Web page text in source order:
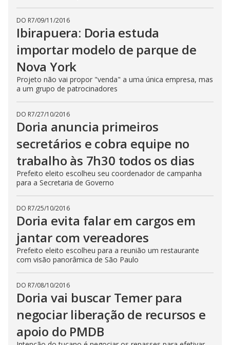
DO R7/09/11/2016
Ibirapuera: Doria estuda
importar modelo de parque de
Nova York
Projeto não vai propor "venda" a uma única empresa, mas
a um grupo de patrocinadores
DO R7/27/10/2016
Doria anuncia primeiros
secretários e cobra equipe no
trabalho às 7h30 todos os dias
Prefeito eleito escolheu seu coordenador de campanha
para a Secretaria de Governo
DO R7/25/10/2016
Doria evita falar em cargos em
jantar com vereadores
Prefeito eleito escolheu para a reunião um restaurante
com visão panorâmica de São Paulo
DO R7/08/10/2016
Doria vai buscar Temer para
negociar liberação de recursos e
apoio do PMDB